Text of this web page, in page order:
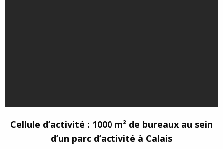
Cellule d’activité : 1000 m² de bureaux au sein
d’un parc d’activité à Calais